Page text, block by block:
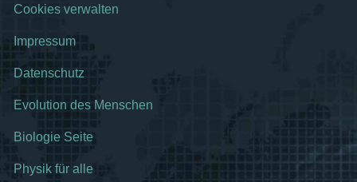
Cookies verwalten
Impressum
Datenschutz
Evolution des Menschen
Biologie Seite
Physik für alle